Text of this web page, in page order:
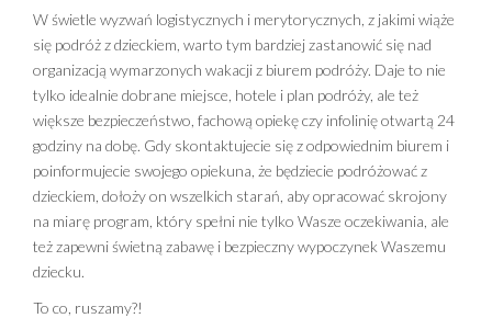
W świetle wyzwań logistycznych i merytorycznych, z jakimi wiąże
się podróż z dzieckiem, warto tym bardziej zastanowić się nad
organizacją wymarzonych wakacji z biurem podróży. Daje to nie
tylko idealnie dobrane miejsce, hotele i plan podróży, ale też
większe bezpieczeństwo, fachową opiekę czy infolinię otwartą 24
godziny na dobę. Gdy skontaktujecie się z odpowiednim biurem i
poinformujecie swojego opiekuna, że będziecie podróżować z
dzieckiem, dołoży on wszelkich starań, aby opracować skrojony
na miarę program, który spełni nie tylko Wasze oczekiwania, ale
też zapewni świetną zabawę i bezpieczny wypoczynek Waszemu
dziecku.
To co, ruszamy?!